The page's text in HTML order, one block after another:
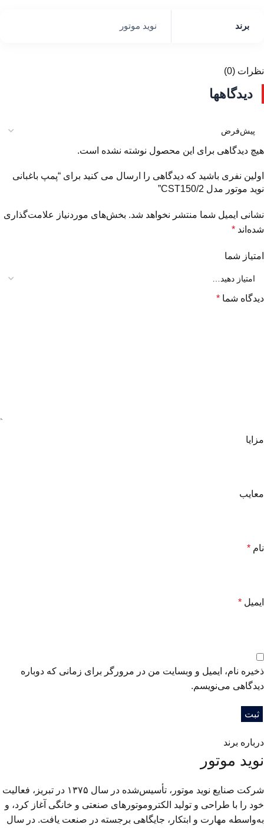
برند نوید موتور
نظرات (0)
دیدگاهها
هیچ دیدگاهی برای این محصول نوشته نشده است.
اولین نفری باشید که دیدگاهی را ارسال می کنید برای “پمپ باغبانی
نوید موتور مدل CST150/2”
نشانی ایمیل شما منتشر نخواهد شد. بخش‌های موردنیاز علامت‌گذاری
شده‌اند *
امتیاز شما
دیدگاه شما *
مزایا
معایب
نام *
ایمیل *
ذخیره نام، ایمیل و وبسایت من در مرورگر برای زمانی که دوباره
دیدگاهی می‌نویسم.
درباره برند
نوید موتور
شرکت صنایع نوید موتور، تأسيس‌شده در سال ۱۳۷۵ در تبريز، فعالیت
خود را با طراحی و تولید الکتروموتورهای صنعتی و خانگی آغاز کرد، و
به‌واسطه مهارت و ابتکار، جایگاهی برجسته در صنعت یافت. در سال